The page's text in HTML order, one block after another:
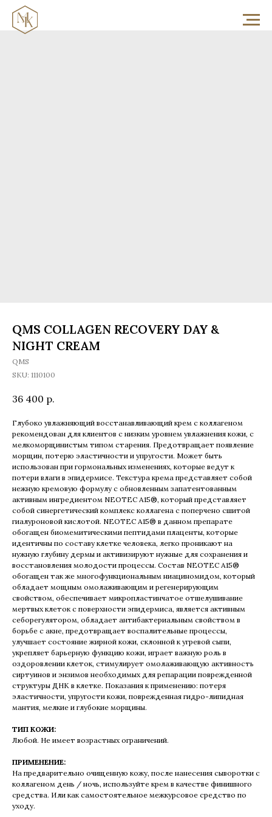
QMS COLLAGEN RECOVERY DAY &
NIGHT CREAM
QMS
SKU: 1110100
36 400 р.
Глубоко увлажняющий восстанавливающий крем с коллагеном
рекомендован для клиентов с низким уровнем увлажнения кожи, с
мелкоморщинистым типом старения. Предотвращает появление
морщин, потерю эластичности и упругости. Может быть
использован при гормональных изменениях, которые ведут к
потери влаги в эпидермисе. Текстура крема представляет собой
нежную кремовую формулу с обновленным запатентованным
активным ингредиентом NEOTEC A15®, который представляет
собой синергетический комплекс коллагена с поперчено сшитой
гиалуроновой кислотой. NEOTEC A15® в данном препарате
обогащен биомемитическими пептидами плаценты, которые
идентичны по составу клетке человека, легко проникают на
нужную глубину дермы и активизируют нужные для сохранения и
восстановления молодости процессы. Состав NEOTEC A15®
обогащен так же многофункциональным ниациномидом, который
обладает мощным омолаживающим и регенерирующим
свойством, обеспечивает микропластинчатое отшелушивание
мертвых клеток с поверхности эпидермиса, является активным
себорегулятором, обладает антибактериальным свойством в
борьбе с акне, предотвращает воспалительные процессы,
улучшает состояние жирной кожи, склонной к угревой сыпи,
укрепляет барьерную функцию кожи, играет важную роль в
оздоровлении клеток, стимулирует омолаживающую активность
сиртуинов и энзимов необходимых для репарации поврежденной
структуры ДНК в клетке. Показания к применению: потеря
эластичности, упругости кожи, поврежденная гидро-липидная
мантия, мелкие и глубокие морщины.
ТИП КОЖИ:
Любой. Не имеет возрастных ограничений.
ПРИМЕНЕНИЕ:
На предварительно очищенную кожу, после нанесения сыворотки с
коллагеном день / ночь, используйте крем в качестве финишного
средства. Или как самостоятельное межкурсовое средство по
уходу.